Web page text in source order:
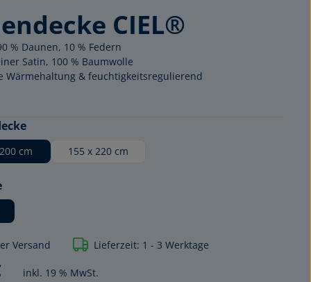
CIEL®
% Daunen, 10 % Federn
Satin, 100 % Baumwolle
Wärmehaltung & feuchtigkeitsregulierend
auswählen
cm 155 x 220 cm
auswählen
Versand Lieferzeit: 1 - 3 Werktage
inkl. 19 % MwSt.